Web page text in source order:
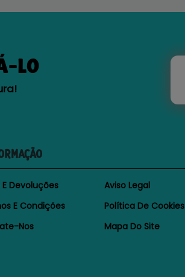
LO
E Devoluções
Aviso Legal
E Condições
Política De Cookies
Nos
Mapa Do Site